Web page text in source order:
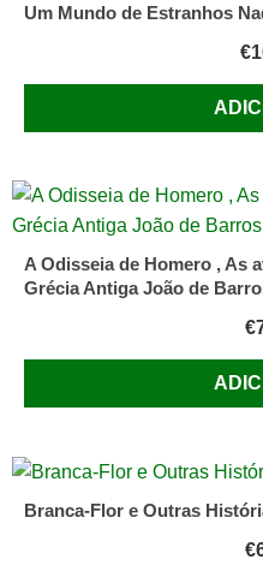
Um Mundo de Estranhos
€
A Odisseia de Homero , As
Grécia Antiga João de
€
Branca-Flor e Outras
€